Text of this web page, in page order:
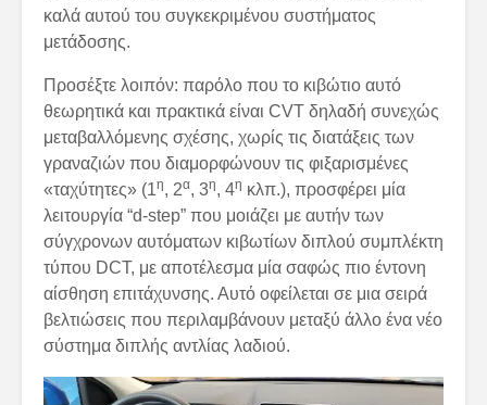
καλά αυτού του συγκεκριμένου συστήματος
μετάδοσης.
Προσέξτε λοιπόν: παρόλο που το κιβώτιο αυτό
θεωρητικά και πρακτικά είναι CVT δηλαδή συνεχώς
μεταβαλλόμενης σχέσης, χωρίς τις διατάξεις των
γραναζιών που διαμορφώνουν τις φιξαρισμένες
«ταχύτητες» (1η, 2α, 3η, 4η κλπ.), προσφέρει μία
λειτουργία “d-step” που μοιάζει με αυτήν των
σύγχρονων αυτόματων κιβωτίων διπλού συμπλέκτη
τύπου DCT, με αποτέλεσμα μία σαφώς πιο έντονη
αίσθηση επιτάχυνσης. Αυτό οφείλεται σε μια σειρά
βελτιώσεις που περιλαμβάνουν μεταξύ άλλο ένα νέο
σύστημα διπλής αντλίας λαδιού.